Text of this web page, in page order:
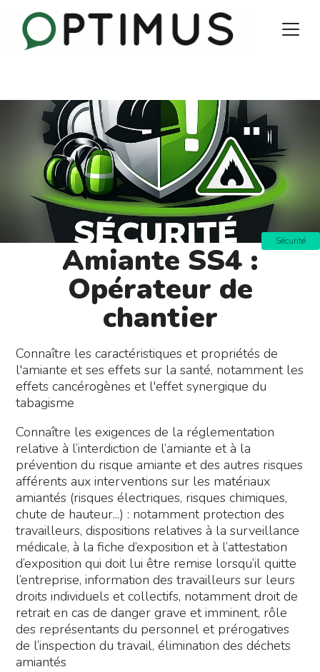
Sécurité
Amiante SS4 :
Opérateur de
chantier
Connaître les caractéristiques et propriétés de
l'amiante et ses effets sur la santé, notamment les
effets cancérogènes et l'effet synergique du
tabagisme
Connaître les exigences de la réglementation
relative à l’interdiction de l’amiante et à la
prévention du risque amiante et des autres risques
afférents aux interventions sur les matériaux
amiantés (risques électriques, risques chimiques,
chute de hauteur...) : notamment protection des
travailleurs, dispositions relatives à la surveillance
médicale, à la fiche d’exposition et à l’attestation
d’exposition qui doit lui être remise lorsqu’il quitte
l’entreprise, information des travailleurs sur leurs
droits individuels et collectifs, notamment droit de
retrait en cas de danger grave et imminent, rôle
des représentants du personnel et prérogatives
de l’inspection du travail, élimination des déchets
amiantés